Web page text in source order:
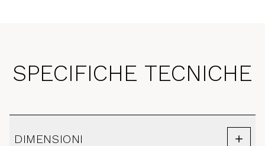
SPECIFICHE TECNICHE
DIMENSIONI